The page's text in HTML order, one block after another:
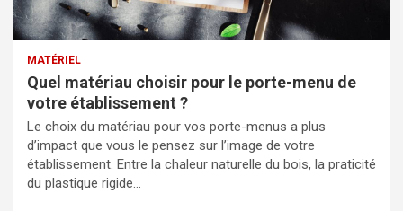
MATÉRIEL
Quel matériau choisir pour le porte-menu de
votre établissement ?
Le choix du matériau pour vos porte-menus a plus
d’impact que vous le pensez sur l’image de votre
établissement. Entre la chaleur naturelle du bois, la praticité
du plastique rigide…